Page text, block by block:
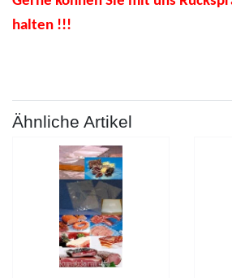
halten !!!
Ähnliche Artikel